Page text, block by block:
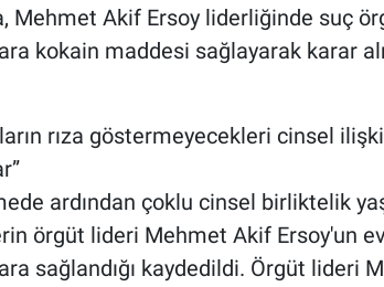
Mehmet Akif Ersoy liderliğinde suç
kokain maddesi sağlayarak karar
rıza göstermeyecekleri cinsel
ardından çoklu cinsel birliktelik
örgüt lideri Mehmet Akif Ersoy'un
sağlandığı kaydedildi. Örgüt lideri